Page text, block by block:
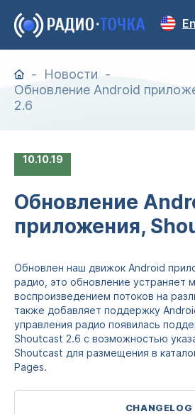
Новости
Обновление Android
2.6
1010.19
Обновление
приложения,
Обновлен наш движок Android
радио, это обновление устраняет
воспроизведением потоков на
также добавляет поддержку
управления радио появилась
Shoutcast 2.6 с возможностью
Shoutcast для размещения в
Pages.
CHANGELOG